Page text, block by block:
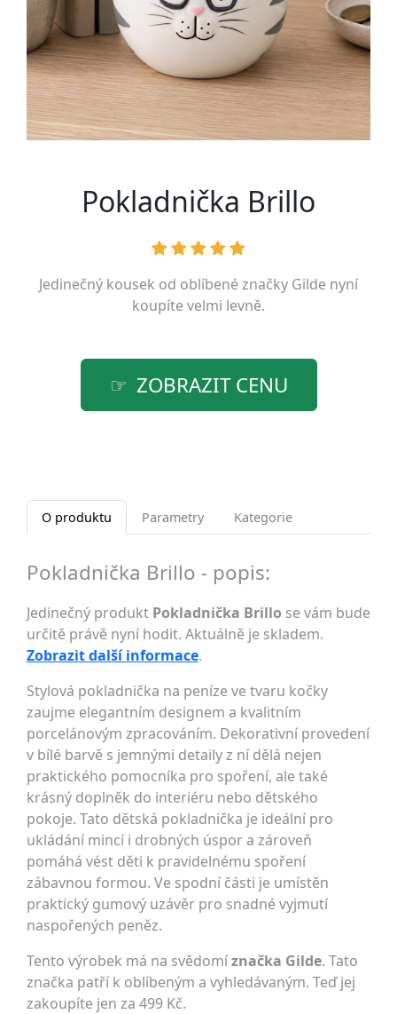
Pokladnička Brillo
Jedinečný kousek od oblíbené značky Gilde nyní
koupíte velmi levně.
ZOBRAZIT CENU
O produktu Parametry Kategorie
Pokladnička Brillo - popis:
Jedinečný produkt Pokladnička Brillo se vám bude
určitě právě nyní hodit. Aktuálně je skladem.
Zobrazit další informace.
Stylová pokladnička na peníze ve tvaru kočky
zaujme elegantním designem a kvalitním
porcelánovým zpracováním. Dekorativní provedení
v bílé barvě s jemnými detaily z ní dělá nejen
praktického pomocníka pro spoření, ale také
krásný doplněk do interiéru nebo dětského
pokoje. Tato dětská pokladnička je ideální pro
ukládání mincí i drobných úspor a zároveň
pomáhá vést děti k pravidelnému spoření
zábavnou formou. Ve spodní části je umístěn
praktický gumový uzávěr pro snadné vyjmutí
naspořených peněz.
Tento výrobek má na svědomíznačka Gilde. Tato
značka patří k oblíbeným a vyhledávaným. Teď jej
zakoupíte jen za 499 Kč.